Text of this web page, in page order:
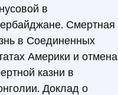
в
Смертная
в Соединенных
Америки и отмена
казни в
Доклад о